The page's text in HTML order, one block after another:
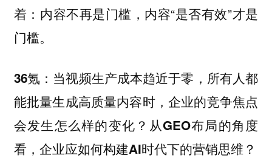
着：内容不再是门槛，内容“是否有效”才是
门槛。
36氪：当视频生产成本趋近于零，所有人都
能批量生成高质量内容时，企业的竞争焦点
会发生怎么样的变化？从GEO布局的角度
看，企业应如何构建AI时代下的营销思维？